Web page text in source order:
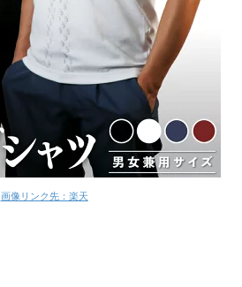
画像リンク先：楽天